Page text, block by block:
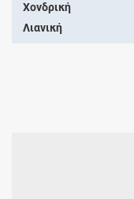
Χονδρική
Λιανική